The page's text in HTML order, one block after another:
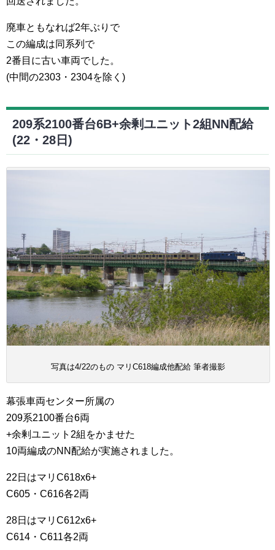
廃車ともなれば2年ぶりで
この編成は同系列で
2番目に古い車両でした。
(中間の2303・2304を除く)
209系2100番台6B+余剰ユニット2組NN配給
(22・28日)
写真は4/22のもの マリC618編成他配給 筆者撮影
幕張車両センター所属の
209系2100番台6両
+余剰ユニット2組をかませた
10両編成のNN配給が実施されました。
22日はマリC618x6+
C605・C616各2両
28日はマリC612x6+
C614・C611各2両